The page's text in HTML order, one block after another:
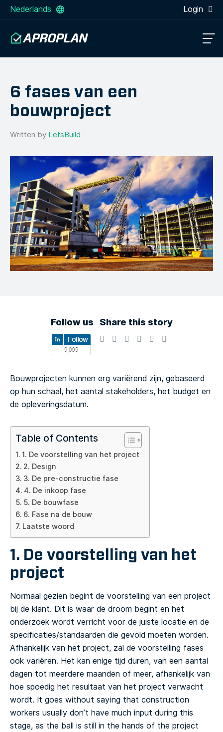
Nederlands Login
6 fases van een
bouwproject
Written by LetsBuild
Follow us Share this story
Bouwprojecten kunnen erg variërend zijn, gebaseerd
op hun schaal, het aantal stakeholders, het budget en
de opleveringsdatum.
Table of Contents
1. De voorstelling van het project
2. Design
3. De pre-constructie fase
4. De inkoop fase
5. De bouwfase
6. Fase na de bouw
Laatste woord
1. De voorstelling van het
project
Normaal gezien begint de voorstelling van een project
bij de klant. Dit is waar de droom begint en het
onderzoek wordt verricht voor de juiste locatie en de
specificaties/standaarden die gevold moeten worden.
Afhankelijk van het project, zal de voorstelling fases
ook variëren. Het kan enige tijd duren, van een aantal
dagen tot meerdere maanden of meer, afhankelijk van
hoe spoedig het resultaat van het project verwacht
wordt. It goes without saying that construction
workers usually don’t have much input during this
stage, as the ball is still in the hands of the project